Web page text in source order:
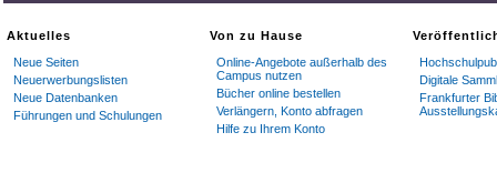
Aktuelles
Neue Seiten
Neuerwerbungslisten
Neue Datenbanken
Führungen und Schulungen
Von zu Hause
Online-Angebote außerhalb des
Campus nutzen
Bücher online bestellen
Verlängern, Konto abfragen
Hilfe zu Ihrem Konto
Digitale
Frankfurter